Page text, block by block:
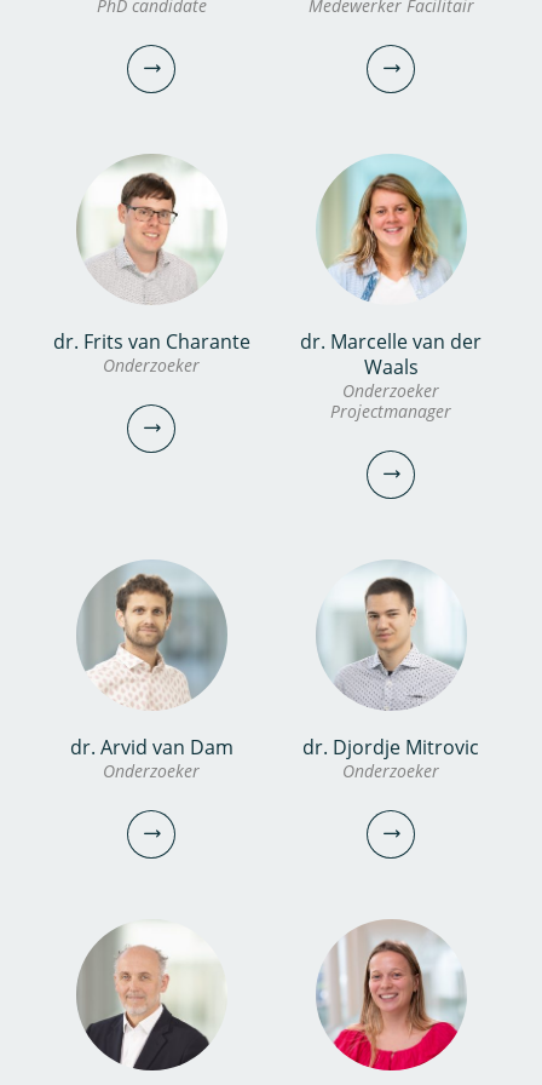
robbie.van.pelt@kwrwater.nl
bekijk profiel
Aleida Hommes MSc
Onderzoeker
Projectmanager/Portfoliomanager
030-6069725
aleida.hommes@kwrwater.nl
bekijk profiel
PhD candidate
Konstantinos Glynis
PhD candidate
konstantinos.glynis@kwrwater.nl
bekijk profiel
Medewerker Facilitair
Vincent Biesbroek
Medewerker Facilitair
vincent.biesbroek@kwrwater.nl
bekijk profiel
dr. Frits van Charante
Onderzoeker
Onderzoeker
frits.van.charante@kwrwater.nl
bekijk profiel
dr. Marcelle van der
Waals
Onderzoeker
Projectmanager
dr. Marcelle van der Waals
Onderzoeker
Projectmanager
030-6069566
marcelle.van.der.waals@kwrwater.nl
bekijk profiel
dr. Arvid van Dam
Onderzoeker
dr. Djordje Mitrovic
Onderzoeker